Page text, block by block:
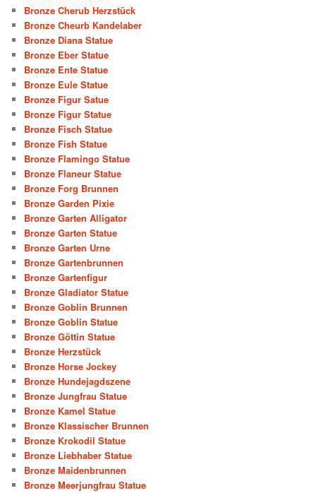
Bronze Cherub Herzstück
Bronze Cheurb Kandelaber
Bronze Diana Statue
Bronze Eber Statue
Bronze Ente Statue
Bronze Eule Statue
Bronze Figur Satue
Bronze Figur Statue
Bronze Fisch Statue
Bronze Fish Statue
Bronze Flamingo Statue
Bronze Flaneur Statue
Bronze Forg Brunnen
Bronze Garden Pixie
Bronze Garten Alligator
Bronze Garten Statue
Bronze Garten Urne
Bronze Gartenbrunnen
Bronze Gartenfigur
Bronze Gladiator Statue
Bronze Goblin Brunnen
Bronze Goblin Statue
Bronze Göttin Statue
Bronze Herzstück
Bronze Horse Jockey
Bronze Hundejagdszene
Bronze Jungfrau Statue
Bronze Kamel Statue
Bronze Klassischer Brunnen
Bronze Krokodil Statue
Bronze Liebhaber Statue
Bronze Maidenbrunnen
Bronze Meerjungfrau Statue